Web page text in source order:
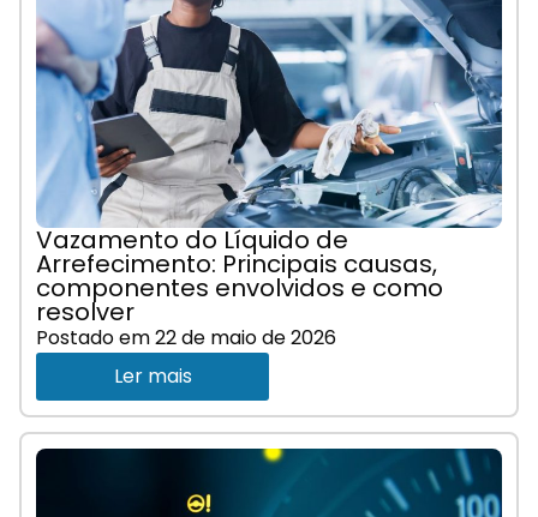
Vazamento do Líquido de
Arrefecimento: Principais causas,
componentes envolvidos e como
resolver
Postado em22 de maio de 2026
Ler mais